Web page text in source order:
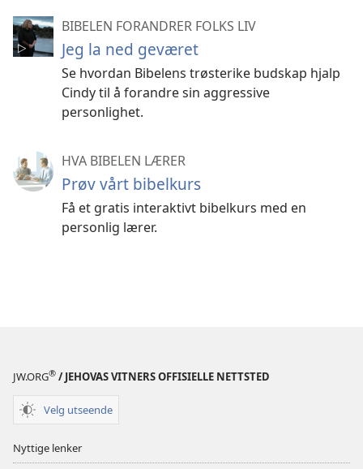
BIBELEN FORANDRER FOLKS LIV
Jeg la ned geværet
Se hvordan Bibelens trøsterike budskap hjalp
Cindy til å forandre sin aggressive
personlighet.
HVA BIBELEN LÆRER
Prøv vårt bibelkurs
Få et gratis interaktivt bibelkurs med en
personlig lærer.
JW.ORG® / JEHOVAS VITNERS OFFISIELLE NETTSTED
Velg utseende
Nyttige lenker